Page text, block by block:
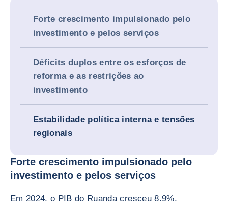
Forte crescimento impulsionado pelo
investimento e pelos serviços
Déficits duplos entre os esforços de
reforma e as restrições ao
investimento
Estabilidade política interna e tensões
regionais
Forte crescimento impulsionado pelo
investimento e pelos serviços
Em 2024, o PIB do Ruanda cresceu 8,9%,